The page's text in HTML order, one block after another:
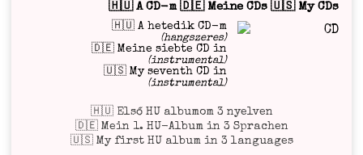
bold­
a­
🇭🇺 A CD-m 🇩🇪 Meine CDs 🇺🇸 My CDs
🇭🇺 A hetedik CD-m
(hangszeres)
🇩🇪 Meine siebte CD in
(instrumental)
🇺🇸 My seventh CD in
(instrumental)
🇭🇺 Első HU albumom 3 nyelven
🇩🇪 Mein 1. HU-Album in 3 Sprachen
🇺🇸 My first HU album in 3 languages